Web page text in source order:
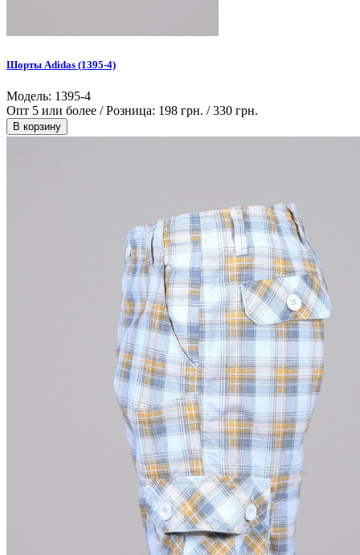
Шорты Adidas (1395-4)
Модель: 1395-4
Опт 5 или более / Розница: 198 грн. /330 грн.
В корзину